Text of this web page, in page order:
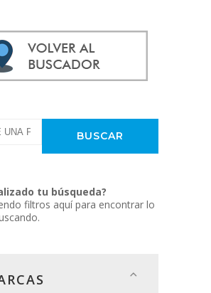
tu búsqueda?
filtros aquí para encontrar lo